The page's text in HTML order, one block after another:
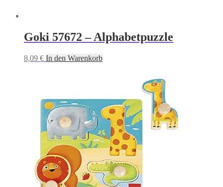
Goki 57672 – Alphabetpuzzle
8,09 € In den Warenkorb